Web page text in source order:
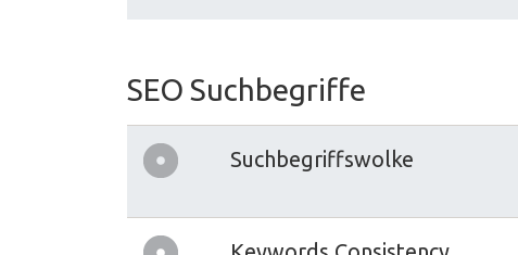
SEO Suchbegriffe
Suchbegriffswolke